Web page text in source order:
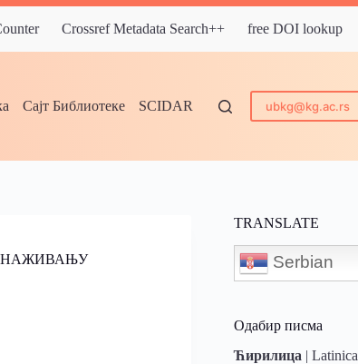
Crossref Metadata Search++ free DOI lookup
Сајт Библиотеке SCIDAR ubkg@kg.ac.rs
TRANSLATE
Serbian
Одабир писма
Ћирилица |Latinica